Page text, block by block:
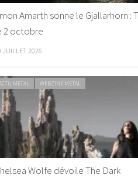
Amarth sonne le Gjallarhorn :
2 octobre
JUILLET 2026
METAL WEBZINE METAL
Wolfe dévoile The Dark